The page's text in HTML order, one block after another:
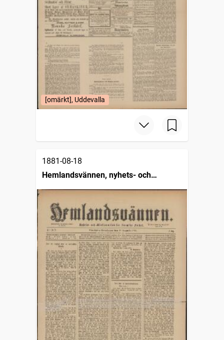
[omärkt], Uddevalla
1881-08-18
Hemlandsvännen, nyhets- och